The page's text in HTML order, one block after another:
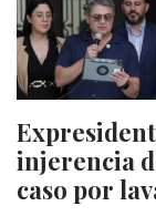
injerencia
caso por